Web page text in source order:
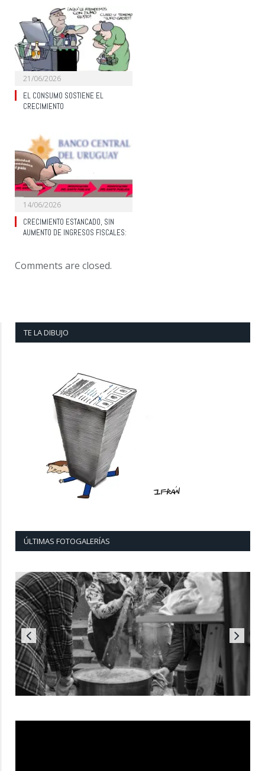
21/06/2026
EL CONSUMO SOSTIENE EL
CRECIMIENTO
14/06/2026
CRECIMIENTO ESTANCADO, SIN
AUMENTO DE INGRESOS FISCALES:
Comments are closed.
TE LA DIBUJO
ÚLTIMAS FOTOGALERÍAS